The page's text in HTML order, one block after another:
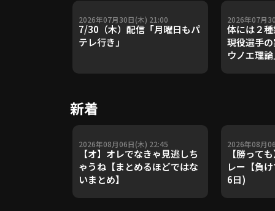
2026年07月30日(木) 21:00
7/30（木）配信「月曜日もパ
テレ行き」
2026年07月
体には２
現役選手
ウノエ理
新着
2026年08月06日(木) 22:45
【オ】オレでなきゃ見逃しち
ゃうね【まとめるほどではな
いまとめ】
2026年08月
【勝って
レー【負
6日)